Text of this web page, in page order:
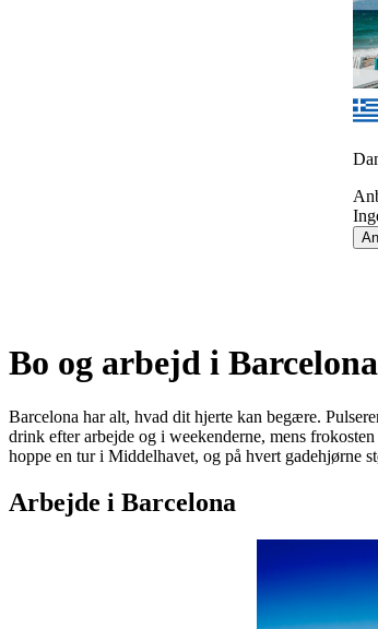
1
of
Bo og arbejd i Barcelona
Barcelona har alt, hvad dit hjerte kan begære.
drink efter arbejde og i weekenderne, mens
hoppe en tur i Middelhavet, og på hvert gadehjørne
Arbejde i Barcelona